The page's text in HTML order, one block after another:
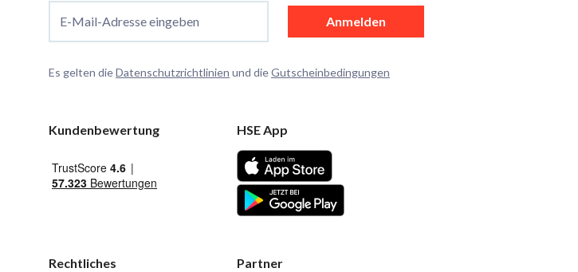
E-Mail-Adresse eingeben Anmelden
Es gelten dieDatenschutzrichtlinien und dieGutscheinbedingungen
Kundenbewertung HSE App
Rechtliches Partner